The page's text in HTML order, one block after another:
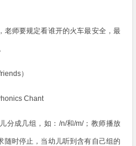
老师要规定看谁开的火车最安全，最
）
Chant
分成几组，如： /n/和/m/；教师播放
随时停止，当幼儿听到含有自己组的